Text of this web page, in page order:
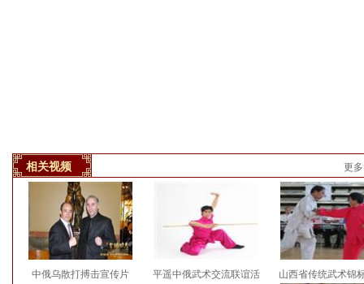
相关视频 更
中俄乌散打搏击宣传片
平遥中俄武术交流联谊活
山西省传统武术锦